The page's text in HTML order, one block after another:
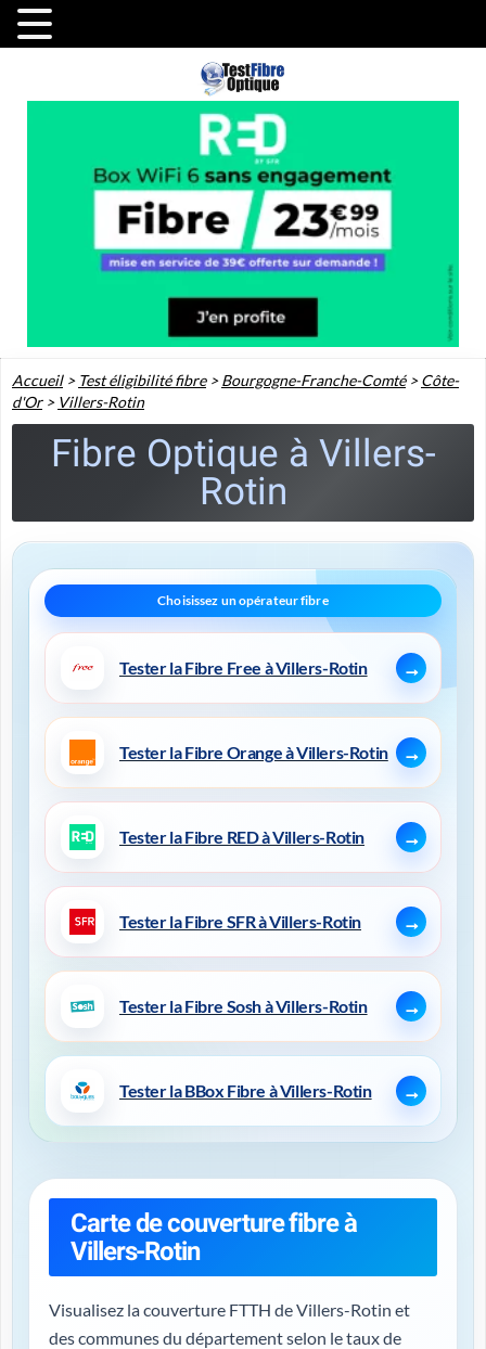
Accueil> Test éligibilité fibre>Bourgogne-Franche-Comté>Côte-
d'Or> Villers-Rotin
Fibre Optique à Villers-
Rotin
Tester la Fibre Free à Villers-Rotin
Tester la Fibre Orange à Villers-Rotin
Tester la Fibre RED à Villers-Rotin
Tester la Fibre SFR à Villers-Rotin
Tester la Fibre Sosh à Villers-Rotin
Tester la BBox Fibre à Villers-Rotin
Carte de couverture fibre à
Villers-Rotin
Visualisez la couverture FTTH de Villers-Rotin et
des communes du département selon le taux de